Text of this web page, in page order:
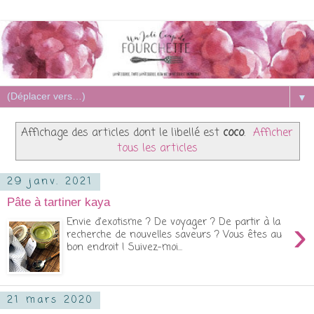
▼
Affichage des articles dont le libellé est coco. Afficher
tous les articles
29 janv. 2021
Pâte à tartiner kaya
›
Envie d'exotisme ? De voyager ? De partir à la
recherche de nouvelles saveurs ? Vous êtes au
bon endroit ! Suivez-moi...
21 mars 2020